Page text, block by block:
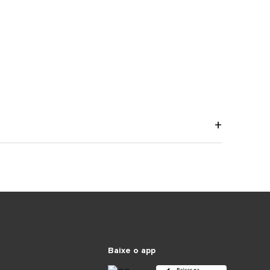
Baixe o app